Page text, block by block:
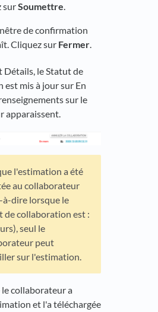
surSoumettre.
de confirmation
Cliquez sur Fermer
Détails, le Statut de
mis à jour sur En
sur le
apparaissent.
l'estimation a été
au collaborateur
à-dire lorsque le
de collaboration est :
seul le
peut
sur l'estimation.
collaborateur a
et l'a téléchargée